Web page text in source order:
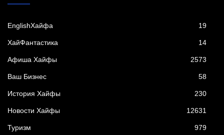
EnglishХайфа 19
XайФантастика 14
Афиша Хайфы 2573
Ваш Бизнес 58
История Хайфы 230
Новости Хайфы 12631
Туризм 979